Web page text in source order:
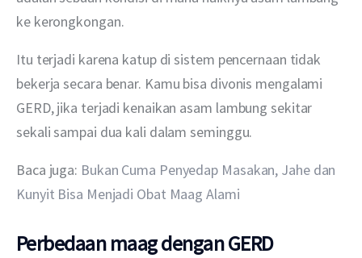
ke kerongkongan.
Itu terjadi karena katup di sistem pencernaan tidak
bekerja secara benar. Kamu bisa divonis mengalami
GERD, jika terjadi kenaikan asam lambung sekitar
sekali sampai dua kali dalam seminggu.
Baca juga: Bukan Cuma Penyedap Masakan, Jahe dan
Kunyit Bisa Menjadi Obat Maag Alami
Perbedaan maag dengan GERD